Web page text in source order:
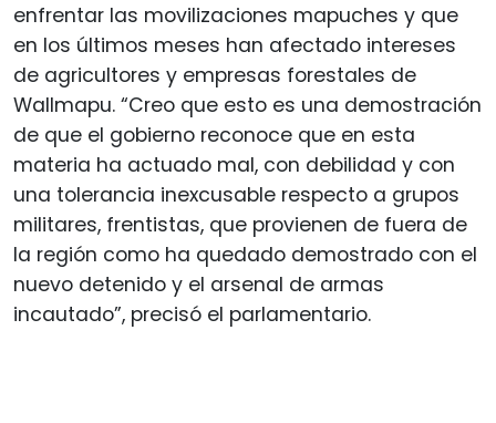
enfrentar las movilizaciones mapuches y que
en los últimos meses han afectado intereses
de agricultores y empresas forestales de
Wallmapu. “Creo que esto es una demostración
de que el gobierno reconoce que en esta
materia ha actuado mal, con debilidad y con
una tolerancia inexcusable respecto a grupos
militares, frentistas, que provienen de fuera de
la región como ha quedado demostrado con el
nuevo detenido y el arsenal de armas
incautado”, precisó el parlamentario.